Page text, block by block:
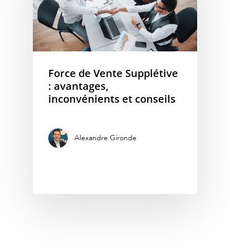
Force de Vente Supplétive
: avantages,
inconvénients et conseils
Alexandre Gironde